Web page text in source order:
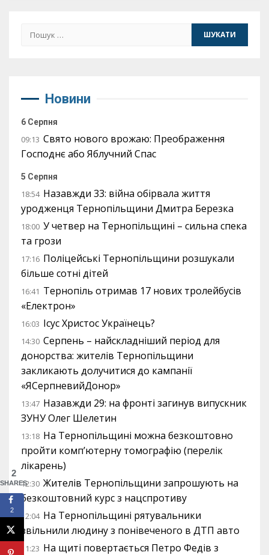
Пошук:
Новини
6 Серпня
09:13 Свято нового врожаю: Преображення
Господнє або Яблучний Спас
5 Серпня
18:54 Назавжди 33: війна обірвала життя
уродженця Тернопільщини Дмитра Березка
18:00 У четвер на Тернопільщині – сильна спека
та грози
17:16 Поліцейські Тернопільщини розшукали
більше сотні дітей
16:41 Тернопіль отримав 17 нових тролейбусів
«Електрон»
16:03 Ісус Христос Українець?
14:30 Серпень – найскладніший період для
донорства: жителів Тернопільщини
закликають долучитися до кампанії
«ЯСерпневийДонор»
13:47 Назавжди 29: на фронті загинув випускник
ЗУНУ Олег Шелетин
13:18 На Тернопільщині можна безкоштовно
пройти комп’ютерну томографію (перелік
лікарень)
12:30 Жителів Тернопільщини запрошують на
безкоштовний курс з нацспротиву
12:04 На Тернопільщині рятувальники
звільнили людину з понівеченого в ДТП авто
11:23 На щиті повертається Петро Федів з
2
SHARES
2